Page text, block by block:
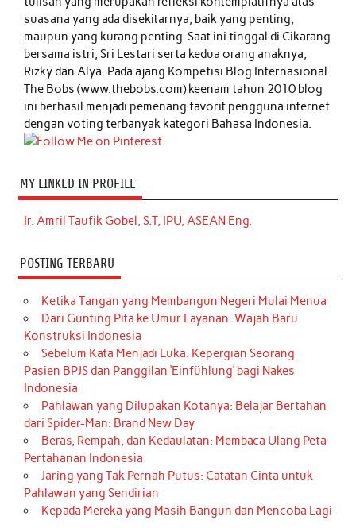
suasana yang ada disekitarnya, baik yang penting,
maupun yang kurang penting. Saat ini tinggal di Cikarang
bersama istri, Sri Lestari serta kedua orang anaknya,
Rizky dan Alya. Pada ajang Kompetisi Blog Internasional
The Bobs (www.thebobs.com) keenam tahun 2010 blog
ini berhasil menjadi pemenang favorit pengguna internet
dengan voting terbanyak kategori Bahasa Indonesia.
MY LINKED IN PROFILE
Ir. Amril Taufik Gobel, S.T, IPU, ASEAN Eng.
POSTING TERBARU
Ketika Tangan yang Membangun Negeri Mulai Menua
Dari Gunting Pita ke Umur Layanan: Wajah Baru
Konstruksi Indonesia
Sebelum Kata Menjadi Luka: Kepergian Seorang
Pasien BPJS dan Panggilan ‘Einfühlung’ bagi Nakes
Indonesia
Pahlawan yang Dilupakan Kotanya: Belajar Bertahan
dari Spider-Man: Brand New Day
Beras, Rempah, dan Kedaulatan: Membaca Ulang Peta
Pertahanan Indonesia
Jaring yang Tak Pernah Putus: Catatan Cinta untuk
Pahlawan yang Sendirian
Kepada Mereka yang Masih Bangun dan Mencoba Lagi